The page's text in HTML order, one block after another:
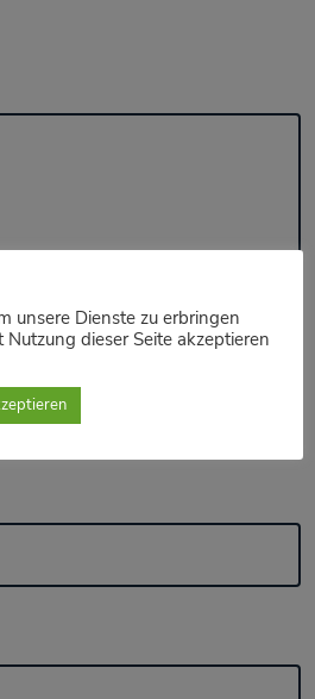
unsere Dienste zu erbringen
Nutzung dieser Seite akzeptieren